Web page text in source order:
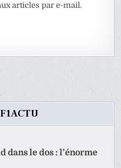
articles par e-mail.
dans le dos : l’énorme